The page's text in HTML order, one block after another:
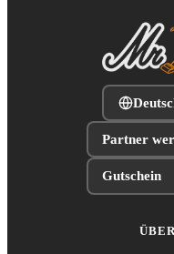
Partner
Gutschein